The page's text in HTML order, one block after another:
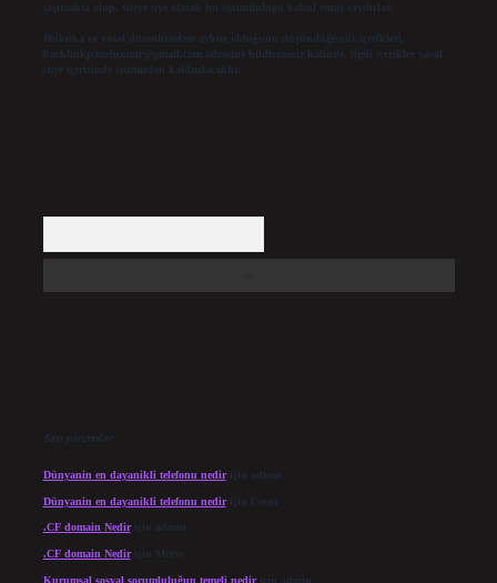
taşımakta olup, siteye üye olarak bu sorumluluğu kabul etmiş sayılırlar.
Hukuka ve yasal düzenlemelere aykırı olduğunu düşündüğünüz içerikleri,
backlinkpanelicomtr@gmail.comadresine bildirmeniz halinde, ilgili içerikler yasal
süre içerisinde sitemizden kaldırılacaktır.
Son yorumlar
Dünyanin en dayanikli telefonu nediriçin admin
Dünyanin en dayanikli telefonu nediriçin Cesur
.CF domain Nediriçin admin
.CF domain Nediriçin Merve
Kurumsal sosyal sorumluluğun temeli nediriçin admin